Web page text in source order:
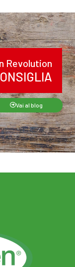
Revolution
Vai al blog